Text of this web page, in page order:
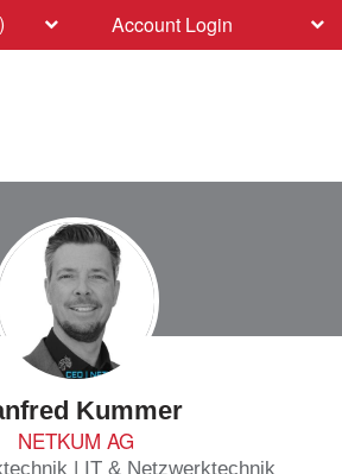
Account Login
Kummer
NETKUM AG
| IT & Netzwerktechnik